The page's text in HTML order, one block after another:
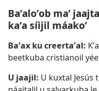
Baʼaloʼob maʼ
kaʼa síijil máakoʼ
Baʼax ku creertaʼal:
beetkuba cristianoil
U jaajil: U kuxtal Jesús